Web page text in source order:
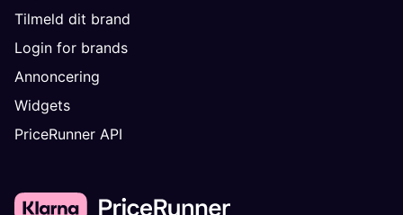
Tilmeld dit brand
Login for brands
Annoncering
Widgets
PriceRunner API